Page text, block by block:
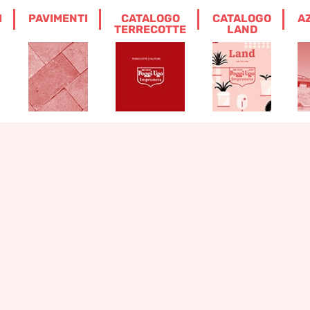
PAVIMENTI
CATALOGO
TERRECOTTE
CATALOGO
LAND